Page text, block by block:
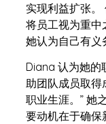
实现利益扩张
将员工视为重中
她认为自己有义
Diana 认为她的
助团队成员取得
职业生涯。” 她
要动机在于确保